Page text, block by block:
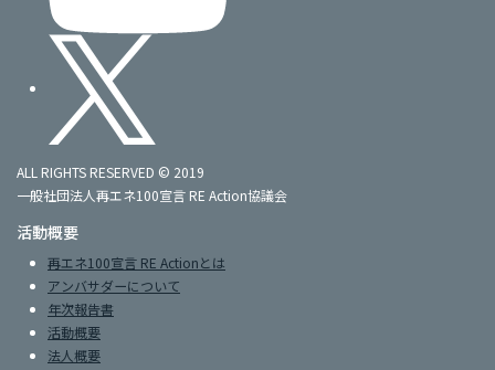
ALL RIGHTS RESERVED © 2019
一般社団法人再エネ100宣言 RE Action協議会
活動概要
再エネ100宣言 RE Actionとは
アンバサダーについて
年次報告書
活動概要
法人概要